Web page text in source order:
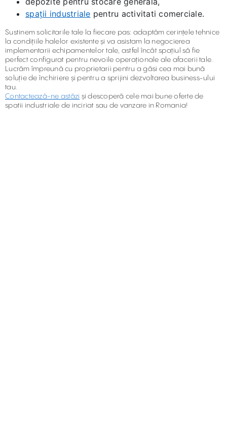
spații industriale pentru activitati comerciale.
Sustinem solicitarile tale la fiecare pas: adaptăm cerințele tehnice
la condițiile halelor existente și va asistam la negocierea
implementarii echipamentelor tale, astfel încât spațiul să fie
perfect configurat pentru nevoile operaționale ale afacerii tale.
Lucrăm împreună cu proprietarii pentru a găsi cea mai bună
soluție de închiriere și pentru a sprijini dezvoltarea business-ului
tau.
Contactează-ne astăzi și descoperă cele mai bune oferte de
spatii industriale de inciriat sau de vanzare in Romania!